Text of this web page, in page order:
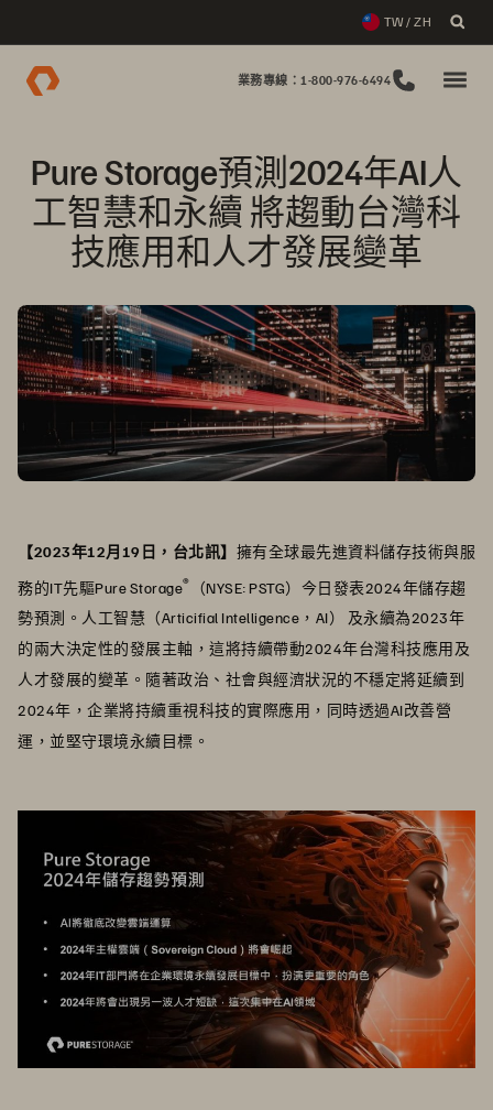
TW / ZH
業務專線：1-800-976-6494
Pure Storage預測2024年AI人
工智慧和永續 將趨動台灣科
技應用和人才發展變革
【2023年12月19日，台北訊】 擁有全球最先進資料儲存技術與服
務的IT先驅Pure Storage® （NYSE: PSTG）今日發表2024年儲存趨
勢預測。人工智慧（Articifial Intelligence，AI） 及永續為2023年
的兩大決定性的發展主軸，這將持續帶動2024年台灣科技應用及
人才發展的變革。隨著政治、社會與經濟狀況的不穩定將延續到
2024年，企業將持續重視科技的實際應用，同時透過AI改善營
運，並堅守環境永續目標。